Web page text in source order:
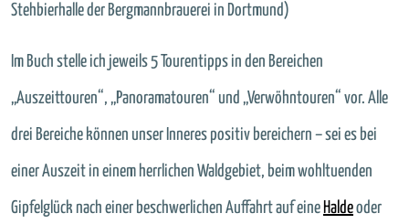
Stehbierhalle der Bergmannbrauerei in Dortmund)
Im Buch stelle ich jeweils 5 Tourentipps in den Bereichen
„Auszeittouren“, „Panoramatouren“ und „Verwöhntouren“ vor. Alle
drei Bereiche können unser Inneres positiv bereichern – sei es bei
einer Auszeit in einem herrlichen Waldgebiet, beim wohltuenden
Gipfelglück nach einer beschwerlichen Auffahrt auf eine Haldeoder